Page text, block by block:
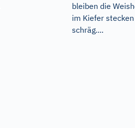
bleiben die
im Kiefer
schräg....